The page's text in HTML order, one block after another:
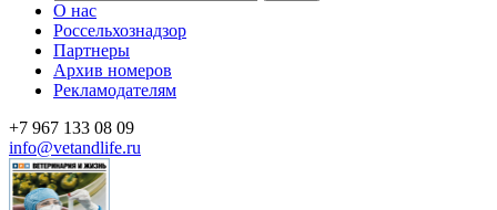
О нас
Россельхознадзор
Партнеры
Архив номеров
Рекламодателям
+7 967 133 08 09
info@vetandlife.ru